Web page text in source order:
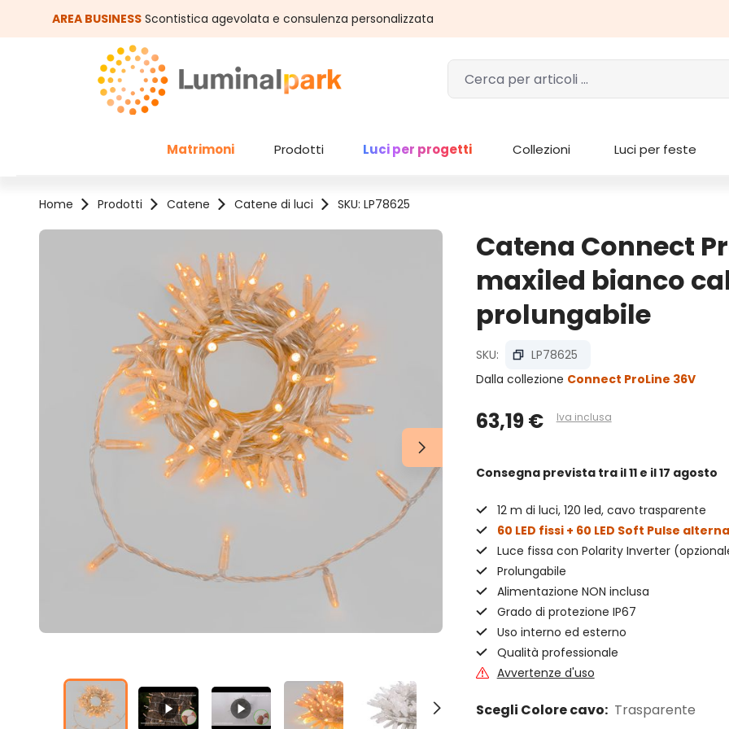
al contenuto principale
Salta alla ricerca
AREA BUSINESS Scontistica agevolata e consulenza personalizzata
Matrimoni Prodotti Luci per progetti Collezioni Luci per feste
Home Prodotti Catene Catene di luci SKU: LP78625
Salta la galleria di immagini
Catena Connect
maxiled bianco
prolungabile
SKU:
LP78625
Dalla collezione Connect ProLine 36V
63,19 € Iva inclusa
Consegna prevista tra il 11 e il 17 agosto
12 m di luci, 120 led, cavo trasparente
60 LED fissi + 60 LED Soft Pulse
Luce fissa con Polarity Inverter
Prolungabile
Alimentazione NON inclusa
Grado di protezione IP67
Uso interno ed esterno
Qualità professionale
Avvertenze d'uso
Scegli Colore cavo: Trasparente